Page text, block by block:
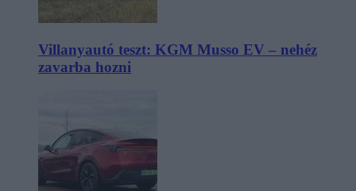
Villanyautó teszt: KGM Musso EV – nehéz
zavarba hozni